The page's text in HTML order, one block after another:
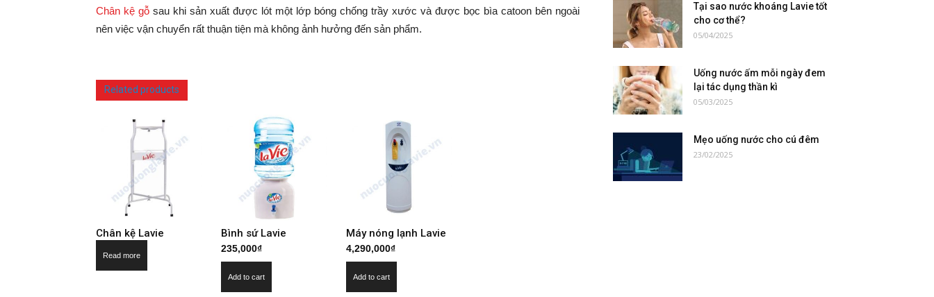
Chân kệ gỗ sau khi sản xuất được lót một lớp bóng chống trầy xước và được bọc bìa catoon bên ngoài
nên việc vận chuyển rất thuận tiện mà không ảnh hưởng đến sản phẩm.
Related products
Chân kệ Lavie
Read more
Bình sứ Lavie
235,000₫
Add to cart
Máy nóng lạnh Lavie
4,290,000₫
Add to cart
Tại sao nước khoáng Lavie tốt
cho cơ thể?
05/04/2025
Uống nước ấm mỗi ngày đem
lại tác dụng thần kì
05/03/2025
Mẹo uống nước cho cú đêm
23/02/2025